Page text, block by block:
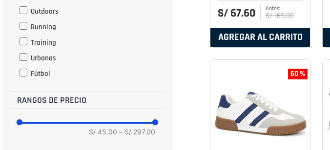
42.5
Outdoors
Running
Training
Urbanas
Fútbol
RANGOS DE PRECIO
S/ 45.00 – S/ 297.00
S/ 67.60 S/169.00
AGREGAR AL CARRITO
60 %